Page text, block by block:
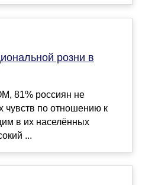
розни в
81% россиян не
чувств по отношению к
в их населённых
...